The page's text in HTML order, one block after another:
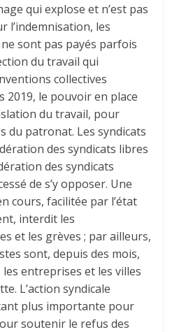
qui explose et n’est pas
l’indemnisation, les
sont pas payés parfois
du travail qui
collectives
2019, le pouvoir en place
du travail, pour
du patronat. Les syndicats
des syndicats libres
des syndicats
de s’y opposer. Une
cours, facilitée par l’état
interdit les
et les grèves ; par ailleurs,
sont, depuis des mois,
entreprises et les villes
L’action syndicale
plus importante pour
soutenir le refus des